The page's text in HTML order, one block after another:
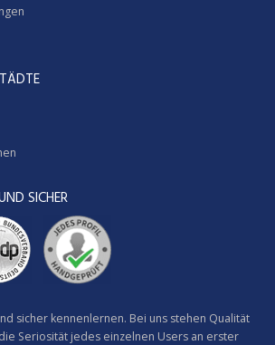
SICHER
sicher kennenlernen. Bei uns stehen Qualität
Seriosität jedes einzelnen Users an erster